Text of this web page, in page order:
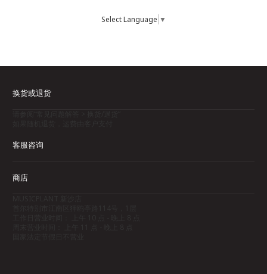
Select Language ▼
换货或退货
客服咨询
商店